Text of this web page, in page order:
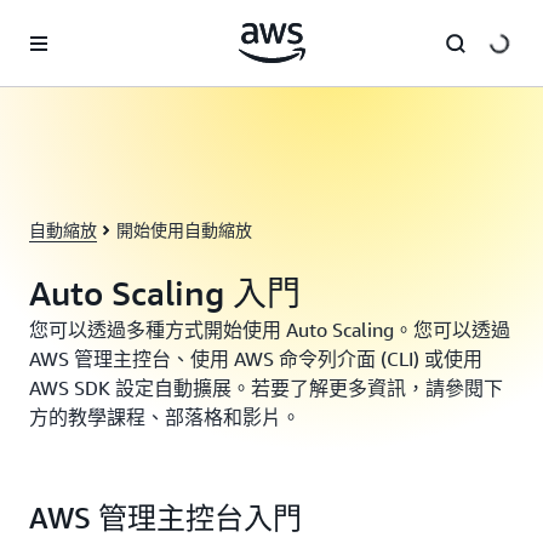
自動縮放 開始使用自動縮放
Auto Scaling 入門
您可以透過多種方式開始使用 Auto Scaling。您可以透過
AWS 管理主控台、使用 AWS 命令列介面 (CLI) 或使用
AWS SDK 設定自動擴展。若要了解更多資訊，請參閱下
方的教學課程、部落格和影片。
AWS 管理主控台入門